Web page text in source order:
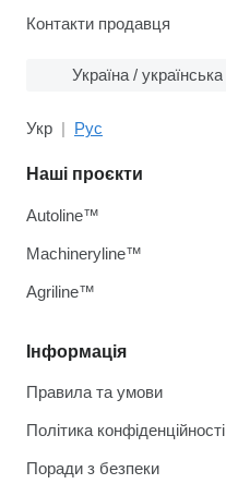
Контакти продавця
Україна / українська
Укр Рус
Інформація
Правила та умови
Політика конфіденційності
Поради з безпеки
Наші проєкти
Autoline™
Machineryline™
Agriline™